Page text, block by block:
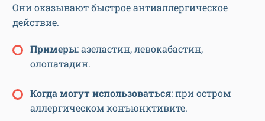
Они оказывают быстрое антиаллергическое
действие.
Примеры: азеластин, левокабастин,
олопатадин.
Когда могут использоваться: при остром
аллергическом конъюнктивите.